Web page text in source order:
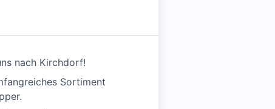
nach Kirchdorf!
Sortiment